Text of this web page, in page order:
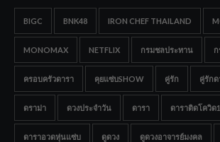
BIGC BNK48 IRON CHEF THAILAND
MONOMAX NETFLIX กรมชลประทาน
ครอบครัวดารา คุยแซ่บSHOW คู่รัก คู่รักด
ดราม่า ดวงประจำวัน ดารา ดาราติดโควิด
ดาราอวดหุ่นแซ่บ ดูดวง ดูดวงอาจารย์มงคล